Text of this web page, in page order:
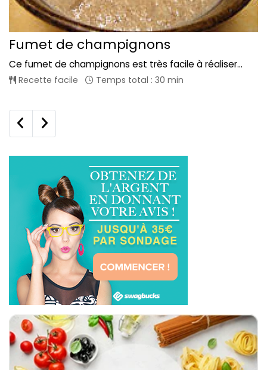
Fumet de champignons
Ce fumet de champignons est très facile à réaliser...
Recette facile Temps total : 30 min